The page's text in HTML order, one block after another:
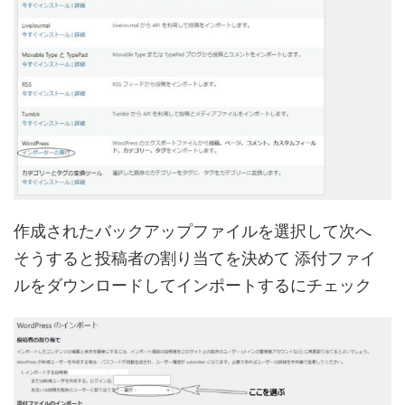
作成されたバックアップファイルを選択して次へ
そうすると投稿者の割り当てを決めて 添付ファイ
ルをダウンロードしてインポートするにチェック